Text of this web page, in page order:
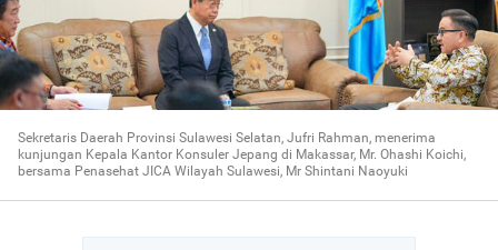
Sekretaris Daerah Provinsi Sulawesi Selatan, Jufri Rahman, menerima
kunjungan Kepala Kantor Konsuler Jepang di Makassar, Mr. Ohashi Koichi,
bersama Penasehat JICA Wilayah Sulawesi, Mr Shintani Naoyuki